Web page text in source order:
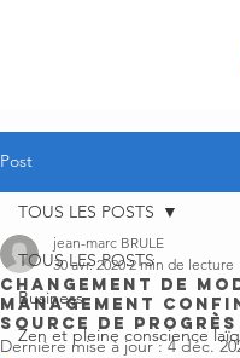
Post
TOUS LES POSTS
Business
Zen et pleine conscience
TOUS LES POSTS
Changement de
management
source de progrès
jean-marc BRULE
30 avr. 2020 2 min de lecture
Dernière mise à jour :4 déc.